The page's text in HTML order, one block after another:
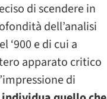
di scendere in
dell’analisi
‘900 e di cui a
apparato critico
di